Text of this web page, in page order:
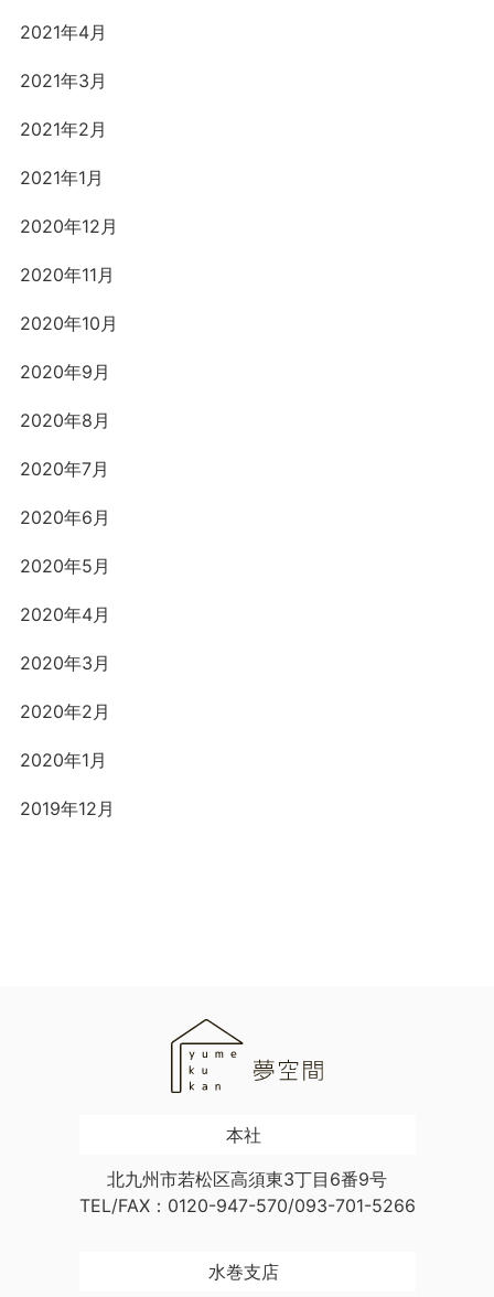
2021年4月
2021年3月
2021年2月
2021年1月
2020年12月
2020年11月
2020年10月
2020年9月
2020年8月
2020年7月
2020年6月
2020年5月
2020年4月
2020年3月
2020年2月
2020年1月
2019年12月
本社
北九州市若松区高須東3丁目6番9号
TEL/FAX：0120-947-570/093-701-5266
水巻支店